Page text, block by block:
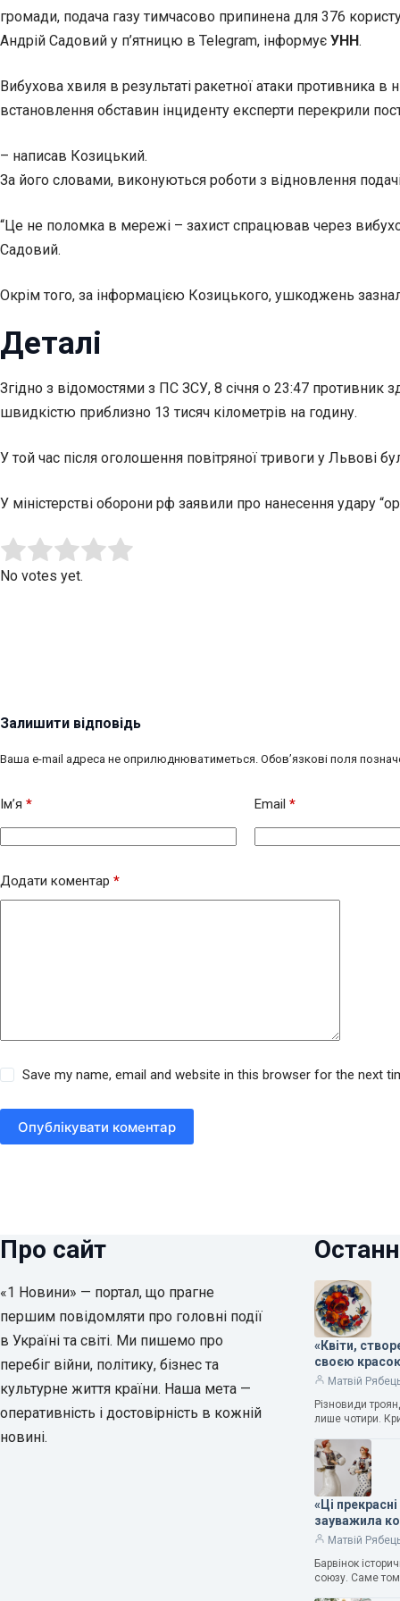
громади, подача газу тимчасово припинена для 376
Андрій Садовий у п’ятницю в Telegram, інформує УНН.
Вибухова хвиля в результаті ракетної атаки противника
встановлення обставин інциденту експерти перекрили
– написав Козицький.
За його словами, виконуються роботи з відновлення
“Це не поломка в мережі – захист спрацював через
Садовий.
Окрім того, за інформацією Козицького, ушкоджень
Деталі
Згідно з відомостями з ПС ЗСУ, 8 січня о 23:47 противник
швидкістю приблизно 13 тисяч кілометрів на годину.
У той час після оголошення повітряної тривоги у Львові
У міністерстві оборони рф заявили про нанесення удару
Rate this item:
No votes yet.
Залишити відповідь
Ваша e-mail адреса не оприлюднюватиметься. Обов’язкові поля
Ім’я * Email *
Додати коментар *
Save my name, email and website in this browser for the next
Опублікувати коментар
Про сайт
«1 Новини» — портал, що прагне
першим повідомляти про головні події
в Україні та світі. Ми пишемо про
перебіг війни, політику, бізнес та
культурне життя країни. Наша мета —
оперативність і достовірність в кожній
новині.
«Квіти,
своєю
Матвій
Різновиди
лише чотири.
«Ці
зауважила
Матвій
Барвінок
союзу. Саме